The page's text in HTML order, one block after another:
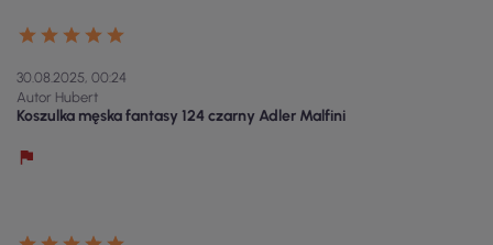
30.08.2025, 00:24
Autor Hubert
Koszulka męska fantasy 124 czarny Adler Malfini